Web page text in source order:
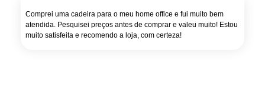
Comprei uma cadeira para o meu home office e fui muito bem
atendida. Pesquisei preços antes de comprar e valeu muito! Estou
muito satisfeita e recomendo a loja, com certeza!